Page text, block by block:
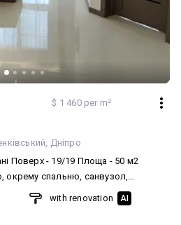
$ 1 460 per m²
Дніпро
Поверх - 19/19 Площа - 50 м2
окрему спальню, санвузол,
000$ (торг)
with renovation AI